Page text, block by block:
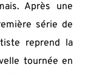
Après une
série de
reprend la
tournée en